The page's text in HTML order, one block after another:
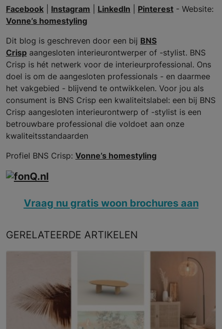
Facebook
Instagram LinkedIn Pinterest - Website:
Vonne’s homestyling
Dit blog is geschreven door een bij BNS
Crisp aangesloten interieurontwerper of -stylist. BNS
Crisp is hét netwerk voor de interieurprofessional. Ons
doel is om de aangesloten professionals - en daarmee
het vakgebied - blijvend te ontwikkelen. Voor jou als
consument is BNS Crisp een kwaliteitslabel: een bij BNS
Crisp aangesloten interieurontwerp of -stylist is een
betrouwbare professional die voldoet aan onze
kwaliteitsstandaarden
Profiel BNS Crisp: Vonne’s homestyling
Vraag nu gratis woon brochures aan
GERELATEERDE ARTIKELEN